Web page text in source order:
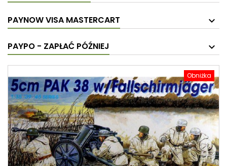
PAYNOW VISA MASTERCART
PAYPO - ZAPŁAĆ PÓŹNIEJ
Obniżka